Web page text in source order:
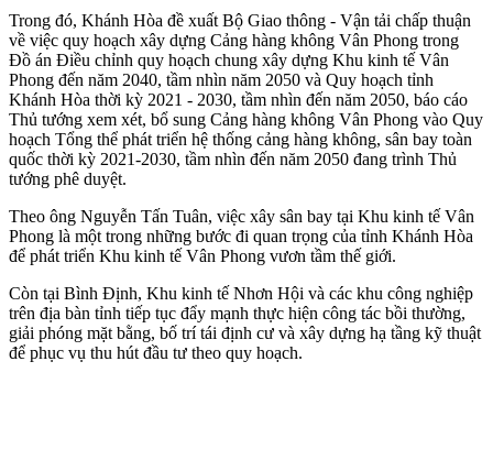
Trong đó, Khánh Hòa đề xuất Bộ Giao thông - Vận tải chấp thuận
về việc quy hoạch xây dựng Cảng hàng không Vân Phong trong
Đồ án Điều chỉnh quy hoạch chung xây dựng Khu kinh tế Vân
Phong đến năm 2040, tầm nhìn năm 2050 và Quy hoạch tỉnh
Khánh Hòa thời kỳ 2021 - 2030, tầm nhìn đến năm 2050, báo cáo
Thủ tướng xem xét, bổ sung Cảng hàng không Vân Phong vào Quy
hoạch Tổng thể phát triển hệ thống cảng hàng không, sân bay toàn
quốc thời kỳ 2021-2030, tầm nhìn đến năm 2050 đang trình Thủ
tướng phê duyệt.
Theo ông Nguyễn Tấn Tuân, việc xây sân bay tại Khu kinh tế Vân
Phong là một trong những bước đi quan trọng của tỉnh Khánh Hòa
để phát triển Khu kinh tế Vân Phong vươn tầm thế giới.
Còn tại Bình Định, Khu kinh tế Nhơn Hội và các khu công nghiệp
trên địa bàn tỉnh tiếp tục đẩy mạnh thực hiện công tác bồi thường,
giải phóng mặt bằng, bố trí tái định cư và xây dựng hạ tầng kỹ thuật
để phục vụ thu hút đầu tư theo quy hoạch.